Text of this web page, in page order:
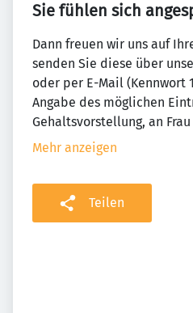
Sie fühlen sich
Dann freuen wir uns auf
senden Sie diese über
oder per E-Mail (Kennwort
Angabe des möglichen
Gehaltsvorstellung, an
Mehr anzeigen
Teilen